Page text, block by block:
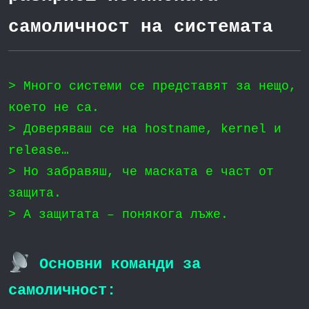
самоличност на системата
> Много системи се представят за нещо,
което не са.
> Доверяваш се на hostname, kernel и
release…
> Но забравяш, че маската е част от
защита.
> А защитата – понякога лъже.
Основни команди за
самоличност: